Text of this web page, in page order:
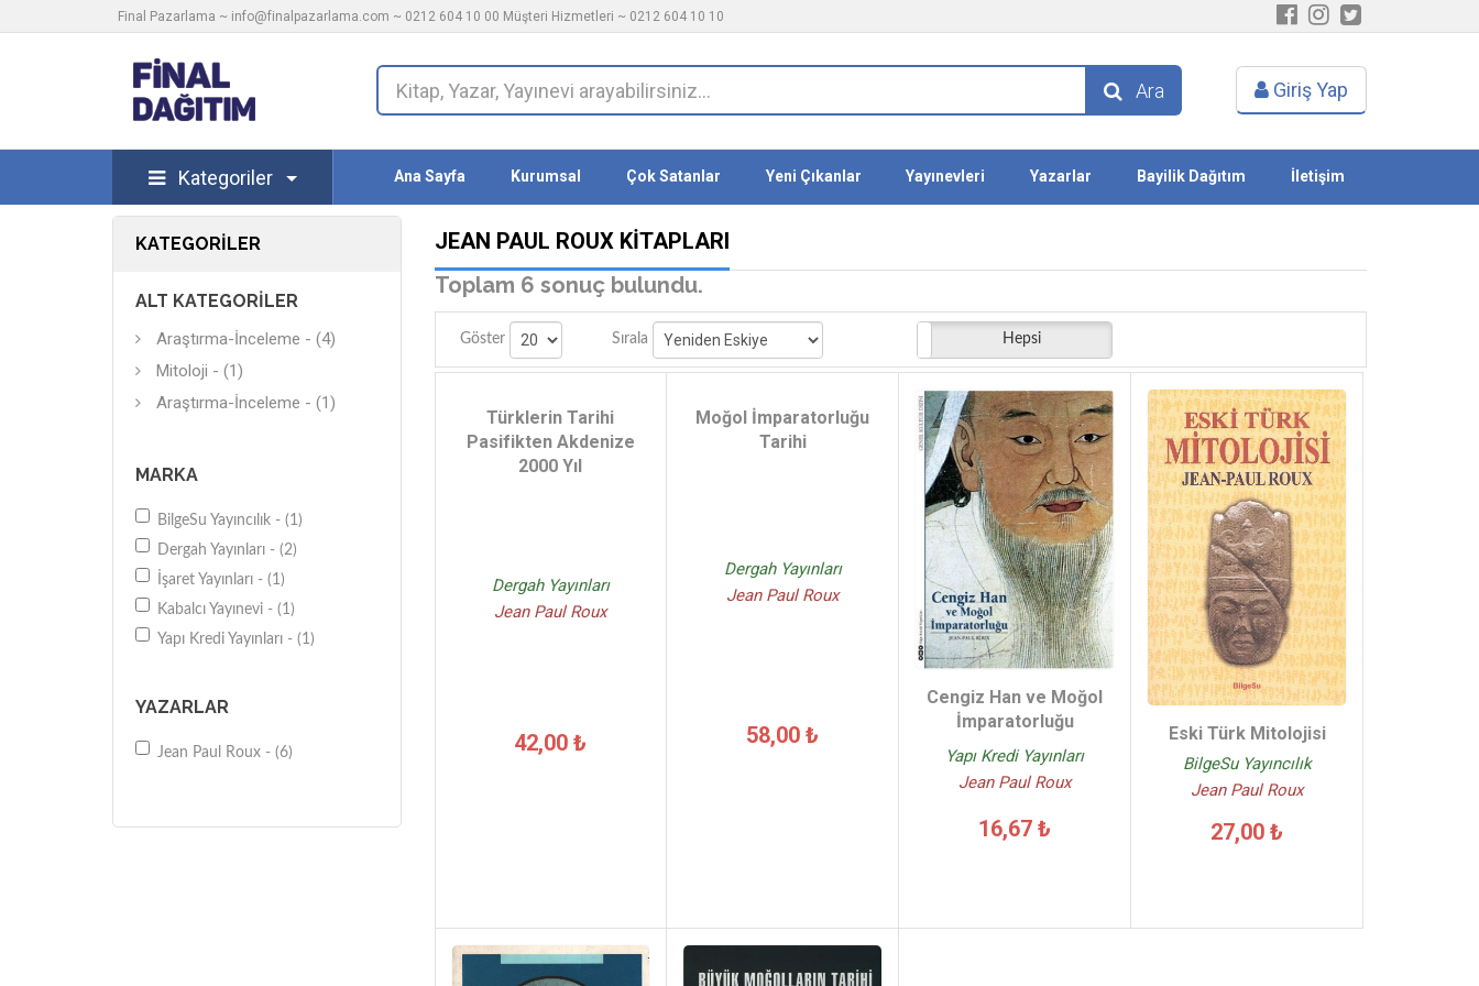
Final Pazarlama ~ info@finalpazarlama.com ~ 0212 604 10 00 Müşteri Hizmetleri ~ 0212 604 10 10
Ara Giriş Yap
Kategoriler Ana Sayfa Kurumsal Çok Satanlar Yeni Çıkanlar Yayınevleri Yazarlar Bayilik Dağıtım İletişim
KATEGORILER
ALT KATEGORILER
Araştırma-İnceleme - (4)
Mitoloji - (1)
Araştırma-İnceleme - (1)
MARKA
BilgeSu Yayıncılık - (1)
Dergah Yayınları - (2)
İşaret Yayınları - (1)
Kabalcı Yayınevi - (1)
Yapı Kredi Yayınları - (1)
YAZARLAR
Jean Paul Roux - (6)
JEAN PAUL ROUX KITAPLARI
Toplam 6 sonuç bulundu.
Göster Sırala Stoktakiler Hepsi
Türklerin Tarihi
Pasifikten Akdenize
2000 Yıl
Dergah Yayınları
Jean Paul Roux
42,00 ₺
Moğol İmparatorluğu
Tarihi
Dergah Yayınları
Jean Paul Roux
58,00 ₺
Cengiz Han ve Moğol
İmparatorluğu
Yapı Kredi Yayınları
Jean Paul Roux
16,67 ₺
Eski Türk Mitolojisi
BilgeSu Yayıncılık
Jean Paul Roux
27,00 ₺